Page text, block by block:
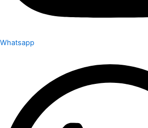
Whatsapp